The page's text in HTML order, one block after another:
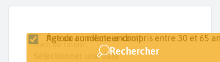
Lieu de retrait
Date de retrait
Sélectionner une date
Date de retour
Sélectionner une date
Retour au même endroit
Âge du conducteur compris entre 30 et 65
Rechercher